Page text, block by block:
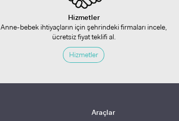
Hizmetler
Anne-bebek ihtiyaçların için şehrindeki firmaları incele,
ücretsiz fiyat teklifi al.
Hizmetler
Araçlar